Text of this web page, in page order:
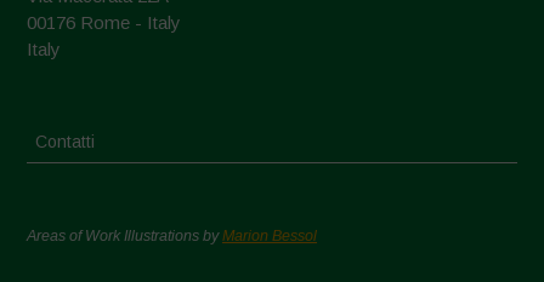
00176 Rome - Italy
Italy
Contatti
Areas of Work Illustrations byMarion Bessol